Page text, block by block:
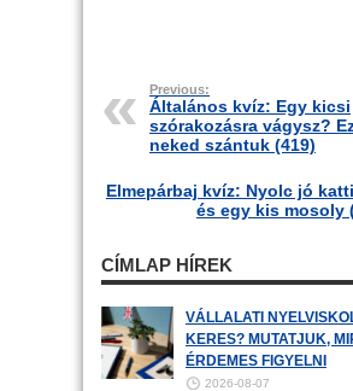
Previous:
Általános kvíz: Egy kicsi
szórakozásra vágysz?
neked szántuk (419)
Elmepárbaj kvíz: Nyolc jó
és egy kis mosoly
CÍMLAP HÍREK
VÁLLALATI
KERES? MUTATJUK,
ÉRDEMES FIGYELNI
2026-08-07